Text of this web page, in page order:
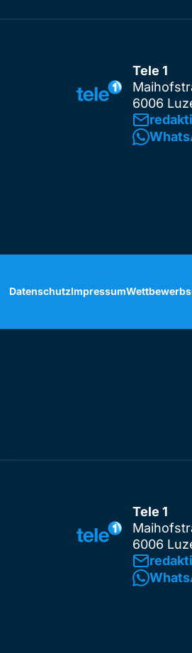
Tele 1
6006
DatenschutzImpressum
Tele 1
6006